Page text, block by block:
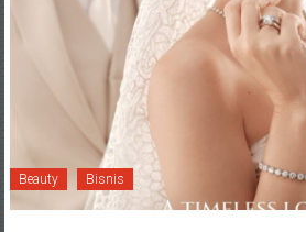
Beauty Bisnis